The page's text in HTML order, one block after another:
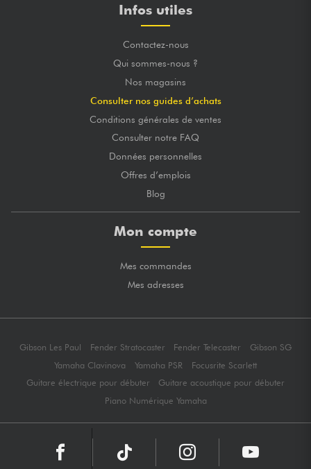
Infos utiles
Contactez-nous
Qui sommes-nous ?
Nos magasins
Consulter nos guides d’achats
Conditions générales de ventes
Consulter notre FAQ
Données personnelles
Offres d’emplois
Blog
Mon compte
Mes commandes
Mes adresses
Gibson Les Paul Fender Stratocaster Fender Telecaster
Gibson SG
Yamaha Clavinova
Yamaha PSR
Focusrite Scarlett
Guitare électrique pour débuter
Guitare acoustique pour débuter
Piano Numérique Yamaha